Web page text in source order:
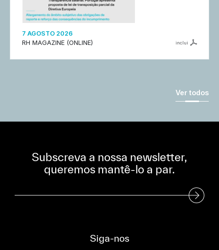
7 AGOSTO 2026
RH MAGAZINE (ONLINE)
inclui
Ver todos
Subscreva a nossa newsletter,
queremos mantê-lo a par.
Subscreva a nossa Newsletter
Siga-nos